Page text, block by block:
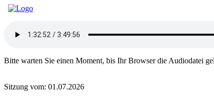
Bitte warten Sie einen Moment, bis Ihr Browser die Audiodatei
Sitzung vom: 01.07.2026